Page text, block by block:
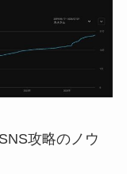
攻略のノウ